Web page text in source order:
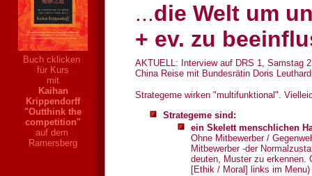
Buch cklicken
für Kurs
mit
Kaihan
Krippendorff
"Outthink the
competition"
auf dem
Ramersberg
...die Welt um
+ ev. zu
AKTUELL: Interview auf DRS 1, Samstag
China Reise mit Bundesrätin Doris
Strategeme wirken "multifunktional".
Strategeme sind:
ein Skelett menschlichen
Ohne Mitbewerber /
Mitbewerber -der
deuten, Muster zu erkennen.
[Ethik / Moral] links im Menu)